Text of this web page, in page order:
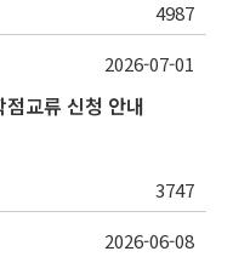
4987
교류 신청 안내
3747
2026-07-01
2026-06-08